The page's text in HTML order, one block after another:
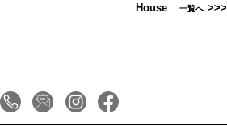
House 一覧へ >>>